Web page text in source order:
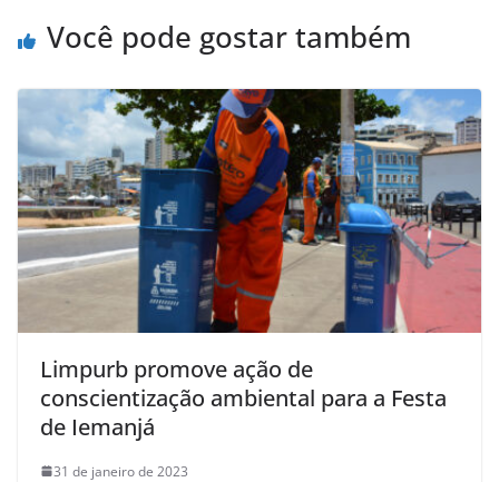
k
Você pode gostar também
Limpurb promove ação de
conscientização ambiental para a Festa
de Iemanjá
31 de janeiro de 2023